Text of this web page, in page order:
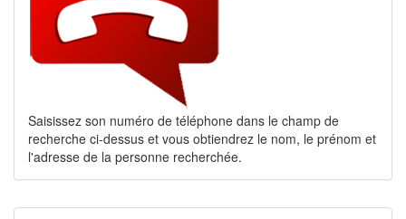
Saisissez son numéro de téléphone dans le champ de
recherche ci-dessus et vous obtiendrez le nom, le prénom et
l'adresse de la personne recherchée.